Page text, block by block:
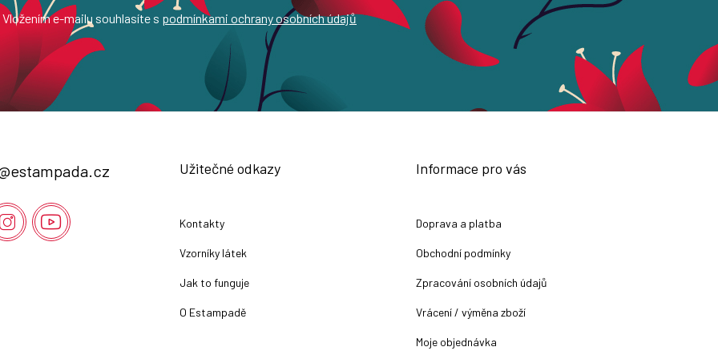
Vložením e-mailu souhlasíte s podmínkami ochrany osobních údajů
estampada.cz Užitečné odkazy
Kontakty
Vzorníky látek
Jak to funguje
O Estampadě
Informace pro vás
Doprava a platba
Obchodní podmínky
Zpracování osobních údajů
Vrácení / výměna zboží
Moje objednávka